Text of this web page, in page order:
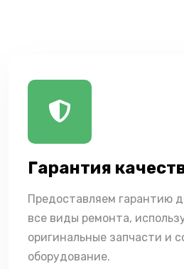
Гарантия
Предоставляем гарантию
все виды ремонта,
оригинальные запчасти и
оборудование.